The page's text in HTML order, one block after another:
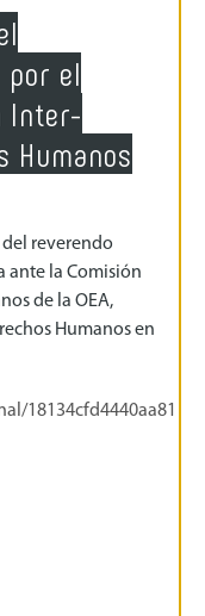
el
Inter-
Humanos
reverendo
ante la Comisión
de la OEA,
Humanos en